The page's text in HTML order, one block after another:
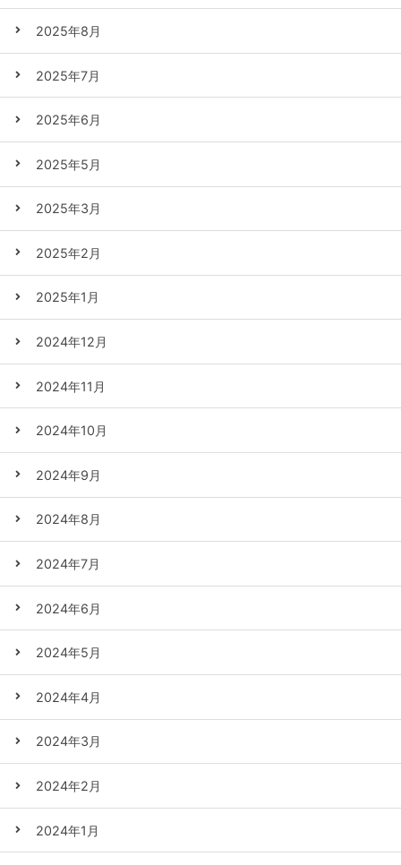
2025年8月
2025年7月
2025年6月
2025年5月
2025年3月
2025年2月
2025年1月
2024年12月
2024年11月
2024年10月
2024年9月
2024年8月
2024年7月
2024年6月
2024年5月
2024年4月
2024年3月
2024年2月
2024年1月